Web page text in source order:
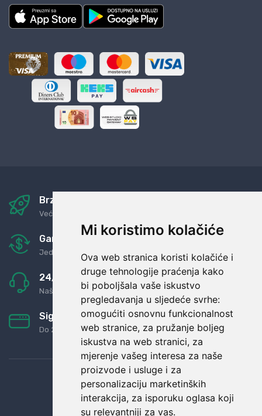
Mi koristimo kolačiće
Ova web stranica koristi kolačiće i
druge tehnologije praćenja kako
bi poboljšala vaše iskustvo
pregledavanja u sljedeće svrhe:
omogućiti osnovnu funkcionalnost
web stranice, za pružanje boljeg
iskustva na web stranici, za
mjerenje vašeg interesa za naše
proizvode i usluge i za
personalizaciju marketinških
interakcija, za isporuku oglasa koji
su relevantniji za vas.
Brza i sigurna dostava
Već za nekoliko dana kod vas
Garancija u povrat novaca
Jednostavno pravilo: Roba za novac
24/7 odlična podrška
Naši agenti uvijek na raspolaganju
Sigurno obročno plaćanje
Do 24 rata bez kamata